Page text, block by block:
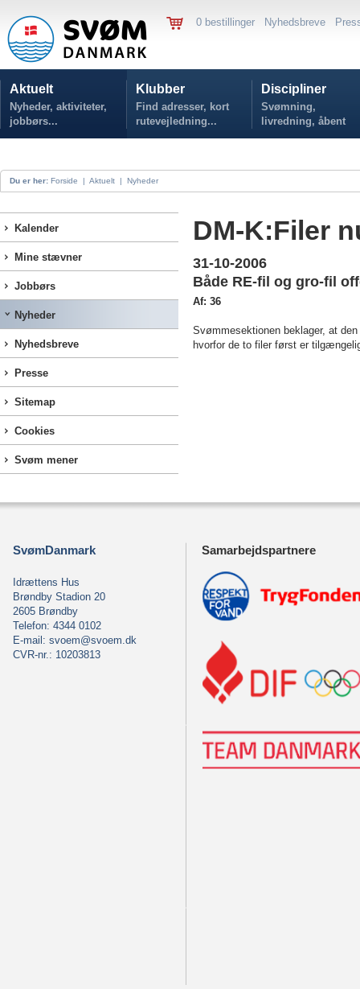
0 bestillinger Nyhedsbreve
Aktuelt
Nyheder, aktiviteter,
jobbørs...
Klubber
Find adresser, kort
rutevejledning...
Discipliner
Svømning,
livredning, åbent
vand...
Du er her: Forside | Aktuelt | Nyheder
Kalender
Mine stævner
Jobbørs
Nyheder
Nyhedsbreve
Presse
Sitemap
Cookies
Svøm mener
DM-K:Filer
31-10-2006
Både RE-fil og gro-fil
Af: 36
Svømmesektionen beklager, at
hvorfor de to filer først er
SvømDanmark
Idrættens Hus
Brøndby Stadion 20
2605 Brøndby
Telefon: 4344 0102
E-mail: svoem@svoem.dk
CVR-nr.: 10203813
Samarbejdspartnere